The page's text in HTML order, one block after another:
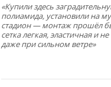
«Купили здесь
полиамида, установили на
стадион — монтаж прошёл
сетка легкая, эластичная и
даже при сильном ветре»